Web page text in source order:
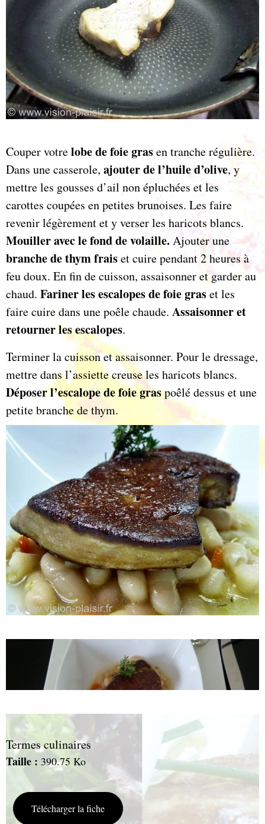
Couper votrelobe de foie grasen tranche régulière.
Dans une casserole, ajouter de l’huile d’olive, y
mettre les gousses d’ail non épluchées et les
carottes coupées en petites brunoises. Les faire
revenir légèrement et y verser les haricots blancs.
Mouiller avec le fond de volaille. Ajouter une
branche de thym fraiset cuire pendant 2 heures à
feu doux. En fin de cuisson, assaisonner et garder au
chaud. Fariner les escalopes de foie graset les
faire cuire dans une poêle chaude. Assaisonner et
retourner les escalopes.
Terminer la cuisson et assaisonner. Pour le dressage,
mettre dans l’assiette creuse les haricots blancs.
Déposer l’escalope de foie graspoêlé dessus et une
petite branche de thym.
Termes culinaires
Taille : 390.75 Ko
Télécharger la fiche